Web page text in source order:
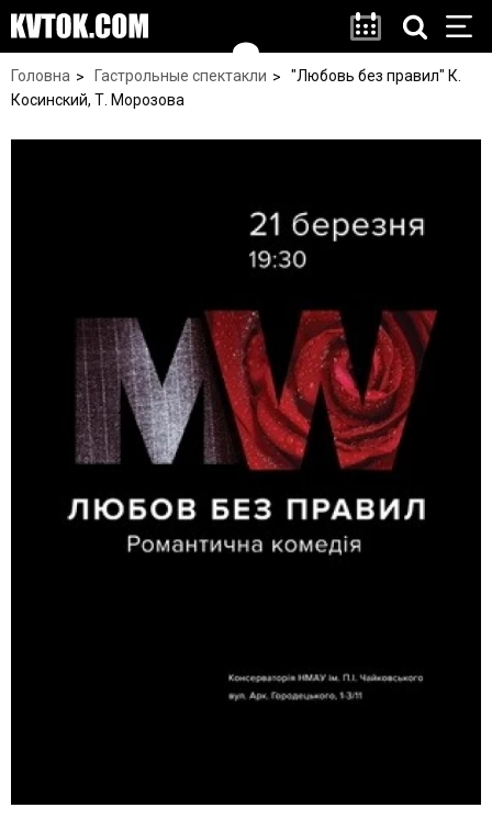
Головна Гастрольные спектакли
"Любовь без правил" К.
Косинский, Т. Морозова